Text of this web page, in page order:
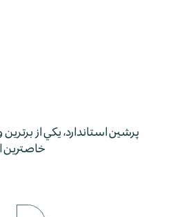
پرشين استاندارد، يكي از
خاصترين